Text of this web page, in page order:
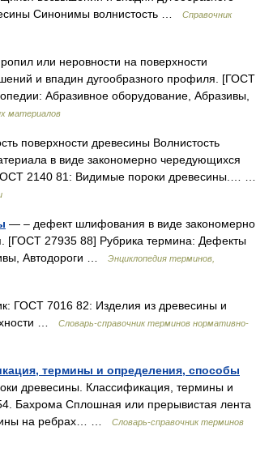
Синонимы волнистость …
Справочник
или неровности на поверхности
и впадин дугообразного профиля. [ГОСТ
Абразивное оборудование, Абразивы,
материалов
поверхности древесины Волнистость
в виде закономерно чередующихся
2140 81: Видимые пороки древесины.… …
— – дефект шлифования в виде закономерно
[ГОСТ 27935 88] Рубрика термина: Дефекты
Автодороги …
Энциклопедия терминов,
ГОСТ 7016 82: Изделия из древесины и
…
Словарь-справочник терминов нормативно-
термины и определения, способы
древесины. Классификация, термины и
Бахрома Сплошная или прерывистая лента
на ребрах… …
Словарь-справочник терминов